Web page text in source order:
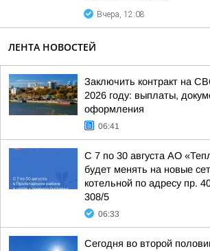
Вчера, 12:08
ЛЕНТА НОВОСТЕЙ
Заключить контракт на
2026 году: выплаты,
оформления
06:41
С 7 по 30 августа АО
будет менять на новые
котельной по адресу пр.
308/5
06:33
Сегодня во второй